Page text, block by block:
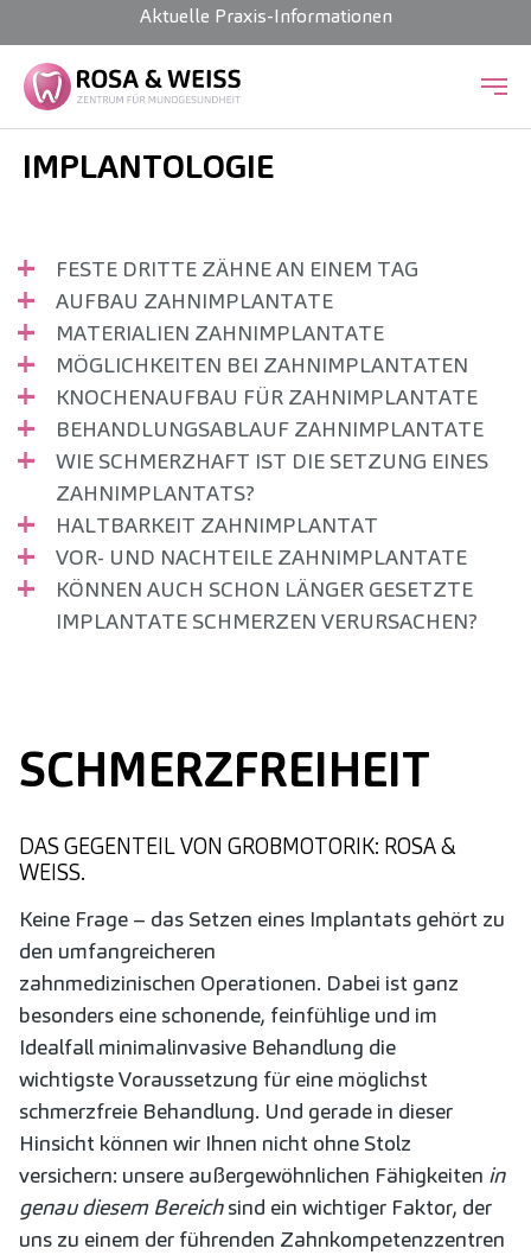
Zum Hauptinhalt springen
Aktuelle Praxis-Informationen
IMPLANTOLOGIE
FESTE DRITTE ZÄHNE AN EINEM TAG
AUFBAU ZAHNIMPLANTATE
MATERIALIEN ZAHNIMPLANTATE
MÖGLICHKEITEN BEI ZAHNIMPLANTATEN
KNOCHENAUFBAU FÜR ZAHNIMPLANTATE
BEHANDLUNGSABLAUF ZAHNIMPLANTATE
WIE SCHMERZHAFT IST DIE SETZUNG EINES
ZAHNIMPLANTATS?
HALTBARKEIT ZAHNIMPLANTAT
VOR- UND NACHTEILE ZAHNIMPLANTATE
KÖNNEN AUCH SCHON LÄNGER GESETZTE
IMPLANTATE SCHMERZEN VERURSACHEN?
SCHMERZ­FREIHEIT
DAS GEGENTEIL VON GROBMOTORIK: ROSA &
WEISS.
Keine Frage – das Setzen eines Implantats gehört zu
den umfangreicheren
zahnmedizinischen Operationen. Dabei ist ganz
besonders eine schonende, feinfühlige und im
Idealfall minimalinvasive Behandlung die
wichtigste Voraussetzung für eine möglichst
schmerzfreie Behandlung. Und gerade in dieser
Hinsicht können wir Ihnen nicht ohne Stolz
versichern: unsere außergewöhnlichen Fähigkeiten in
genau diesem Bereichsind ein wichtiger Faktor, der
uns zu einem der führenden Zahnkompetenzzentren